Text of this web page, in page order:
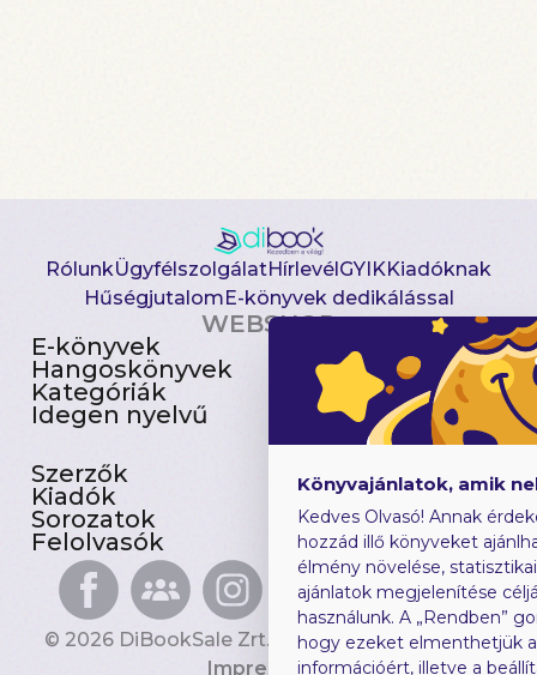
RólunkÜgyfélszolgálatHírlevélGYIKKiadóknak
HűségjutalomE-könyvek dedikálással
WEBSHOP
E-könyvek
Hangoskönyvek
Kategóriák
Idegen nyelvű
Csomagajánlatok
Akciósak
Előjegyezhetők
Újdonságok
Szerzők
Kiadók
Sorozatok
Felolvasók
Gyerekkönyvek
Heti toplista
Ajándékutalvány
Blog
© 2026 DiBookSale Zrt. Minden jog fenntartva.
Impresszum
Könyvajánlatok, amik
Kedves Olvasó! Annak
hozzád illő könyveket
élmény növelése,
ajánlatok megjelenítése
használunk. A „Rendben”
hogy ezeket elmenthetjük
információért, illetve a